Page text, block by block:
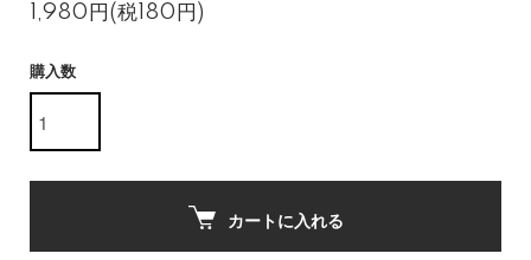
1,980円(税180円)
購入数
カートに入れる